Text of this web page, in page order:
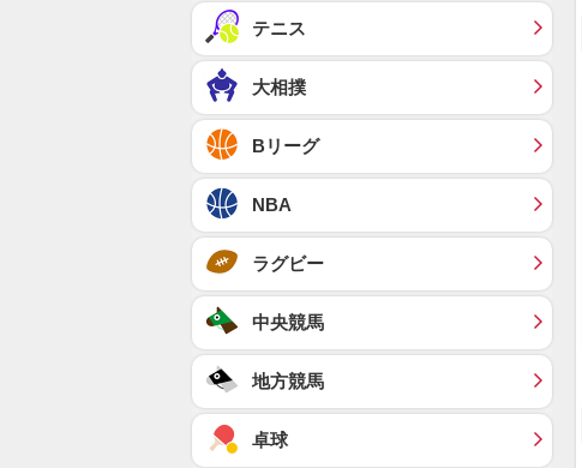
テニス
大相撲
Bリーグ
NBA
ラグビー
中央競馬
地方競馬
卓球